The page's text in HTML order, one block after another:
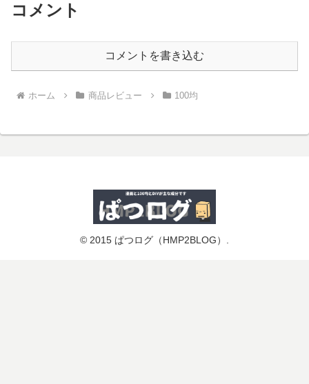
コメント
コメントを書き込む
ホーム 商品レビュー 100均
© 2015 ぱつログ（HMP2BLOG）.